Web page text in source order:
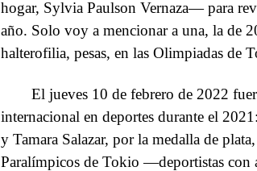
hogar, Sylvia Paulson Vernaza— para
año. Solo voy a mencionar a una, la de
halterofilia, pesas, en las Olimpiadas de
El jueves 10 de febrero de 2022
internacional en deportes durante el
y Tamara Salazar, por la medalla de
Paralímpicos de Tokio —deportistas